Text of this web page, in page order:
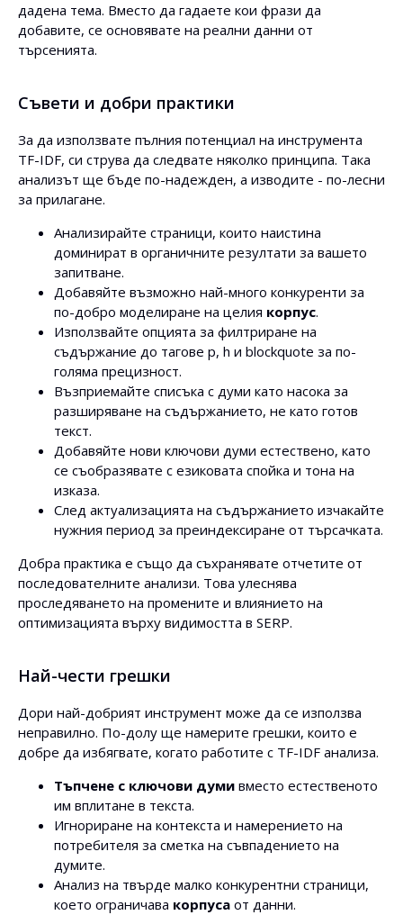
дадена тема. Вместо да гадаете кои фрази да
добавите, се основявате на реални данни от
търсенията.
Съвети и добри практики
За да използвате пълния потенциал на инструмента
TF-IDF, си струва да следвате няколко принципа. Така
анализът ще бъде по-надежден, а изводите - по-лесни
за прилагане.
Анализирайте страници, които наистина
доминират в органичните резултати за вашето
запитване.
Добавяйте възможно най-много конкуренти за
по-добро моделиране на целия корпус.
Използвайте опцията за филтриране на
съдържание до тагове p, h и blockquote за по-
голяма прецизност.
Възприемайте списъка с думи като насока за
разширяване на съдържанието, не като готов
текст.
Добавяйте нови ключови думи естествено, като
се съобразявате с езиковата спойка и тона на
изказа.
След актуализацията на съдържанието изчакайте
нужния период за преиндексиране от търсачката.
Добра практика е също да съхранявате отчетите от
последователните анализи. Това улеснява
проследяването на промените и влиянието на
оптимизацията върху видимостта в SERP.
Най-чести грешки
Дори най-добрият инструмент може да се използва
неправилно. По-долу ще намерите грешки, които е
добре да избягвате, когато работите с TF-IDF анализа.
Тъпчене с ключови думи вместо естественото
им вплитане в текста.
Игнориране на контекста и намерението на
потребителя за сметка на съвпадението на
думите.
Анализ на твърде малко конкурентни страници,
което ограничава корпуса от данни.